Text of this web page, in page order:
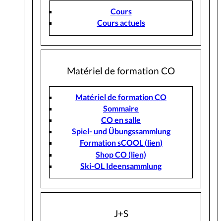
Cours
Cours actuels
Matériel de formation CO
Matériel de formation CO
Sommaire
CO en salle
Spiel- und Übungssammlung
Formation sCOOL (lien)
Shop CO (lien)
Ski-OL Ideensammlung
J+S